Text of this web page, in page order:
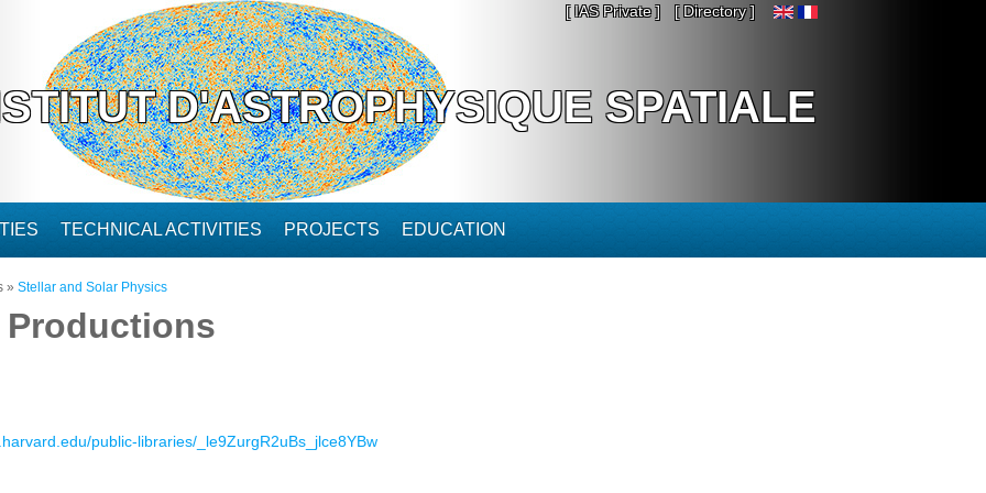
[ IAS Private ] [ Directory ]
D'ASTROPHYSIQUE SPATIALE
TECHNICAL ACTIVITIES PROJECTS EDUCATION
» Stellar and Solar Physics
public-libraries/_le9ZurgR2uBs_jlce8YBw